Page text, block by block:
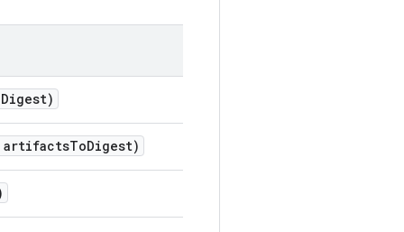
Digest)
artifactsToDigest)